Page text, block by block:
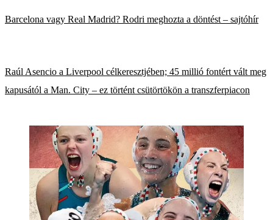
Barcelona vagy Real Madrid? Rodri meghozta a döntést – sajtóhír
Raúl Asencio a Liverpool célkeresztjében; 45 millió fontért vált meg
kapusától a Man. City – ez történt csütörtökön a transzferpiacon